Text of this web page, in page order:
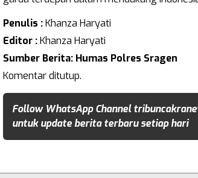
Penulis :Khanza Haryati
Editor :Khanza Haryati
Sumber Berita: Humas Polres Sragen
Komentar ditutup.
Follow WhatsApp Channel
untuk update berita terbaru setiap hari